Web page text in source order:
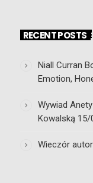
RECENT POSTS
Niall Curran
Emotion,
Wywiad
Kowalską 15/
Wieczór